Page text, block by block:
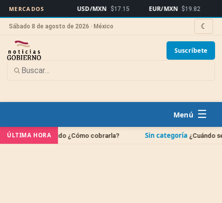
MERCADOS USD/MXN $17.15 EUR/MXN $19.82 Bitcoin
Sábado 8 de agosto de 2026 · México ☾
Suscríbete
☰
ÚLTIMA HORA
¿Cómo cobrarla? Sin categoría ¿Cuándo se borran las